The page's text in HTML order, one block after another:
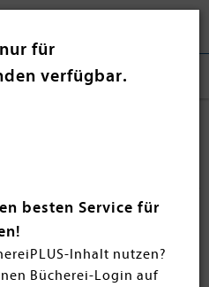
für
verfügbar.
besten Service für
Inhalt nutzen?
Bücherei-Login auf
Warum? junior
ab 2 Jahren und
Entdeckungsreise.
sachliche, genau
und Lernspaß liebevoll